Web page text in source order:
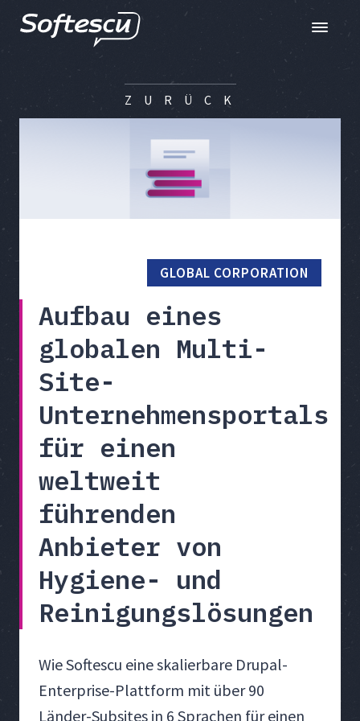
Toggle
Z U R Ü C K
GLOBAL CORPORATION
Aufbau eines
globalen Multi-
Site-
Unternehmensportals
für einen
weltweit
führenden
Anbieter von
Hygiene- und
Reinigungslösungen
Wie Softescu eine skalierbare Drupal-
Enterprise-Plattform mit über 90
Länder-Subsites in 6 Sprachen für einen